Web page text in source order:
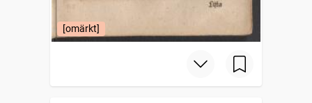
[omärkt]